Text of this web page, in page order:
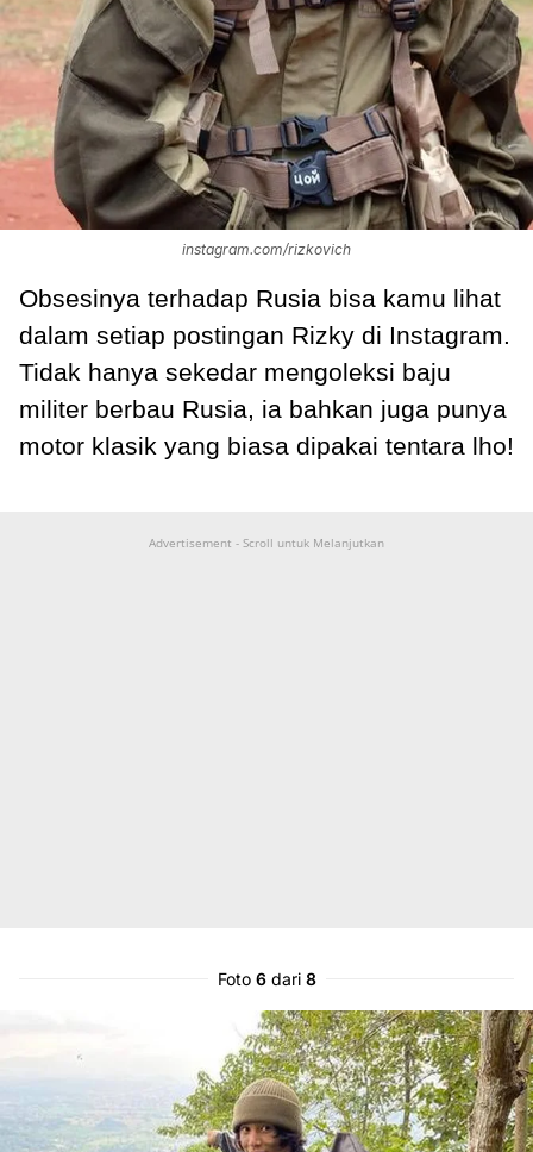
instagram.com/rizkovich
Obsesinya terhadap Rusia bisa kamu lihat
dalam setiap postingan Rizky di Instagram.
Tidak hanya sekedar mengoleksi baju
militer berbau Rusia, ia bahkan juga punya
motor klasik yang biasa dipakai tentara lho!
Advertisement - Scroll untuk Melanjutkan
Foto 6dari 8